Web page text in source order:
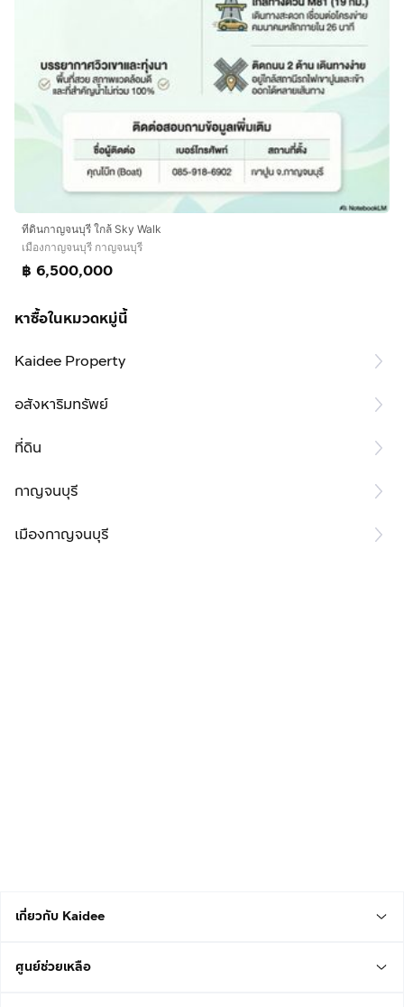
ทีดินกาญจนบุรี ใกล้ Sky Walk
เมืองกาญจนบุรี กาญจนบุรี
฿ 6,500,000
หาซื้อในหมวดหมู่นี้
Kaidee Property
อสังหาริมทรัพย์
ที่ดิน
กาญจนบุรี
เมืองกาญจนบุรี
เกี่ยวกับ Kaidee
ศูนย์ช่วยเหลือ